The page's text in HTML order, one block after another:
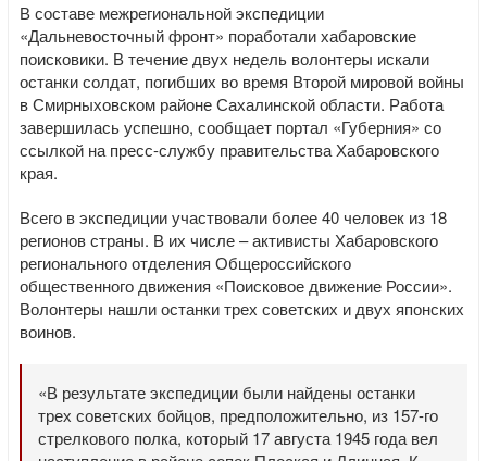
В составе межрегиональной экспедиции
«Дальневосточный фронт» поработали хабаровские
поисковики. В течение двух недель волонтеры искали
останки солдат, погибших во время Второй мировой войны
в Смирныховском районе Сахалинской области. Работа
завершилась успешно, сообщает портал «Губерния» со
ссылкой на пресс-службу правительства Хабаровского
края.
Всего в экспедиции участвовали более 40 человек из 18
регионов страны. В их числе – активисты Хабаровского
регионального отделения Общероссийского
общественного движения «Поисковое движение России».
Волонтеры нашли останки трех советских и двух японских
воинов.
«В результате экспедиции были найдены останки
трех советских бойцов, предположительно, из 157-го
стрелкового полка, который 17 августа 1945 года вел